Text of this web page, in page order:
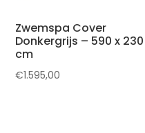
Zwemspa Cover
Donkergrijs – 590 x 230
cm
€1.595,00